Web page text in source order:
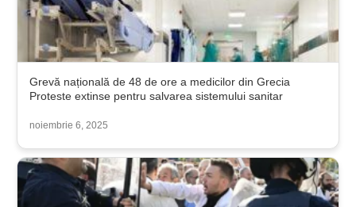
Grevă națională de 48 de ore a medicilor din Grecia
Proteste extinse pentru salvarea sistemului sanitar
noiembrie 6, 2025